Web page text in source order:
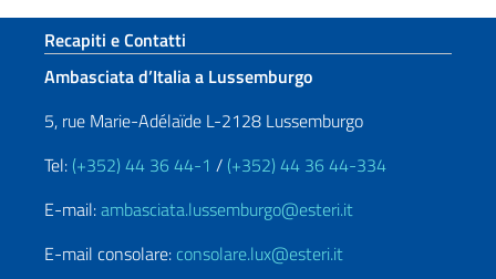
Sezione footer
Recapiti e Contatti
Ambasciata d’Italia a Lussemburgo
5, rue Marie-Adélaïde L-2128 Lussemburgo
Tel: (+352) 44 36 44-1 / (+352) 44 36 44-334
E-mail:ambasciata.lussemburgo@esteri.it
E-mail consolare: consolare.lux@esteri.it